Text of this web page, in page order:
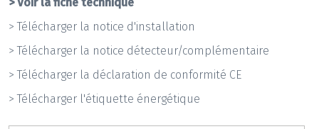
> Télécharger la notice d'installation
> Télécharger la notice détecteur/complémentaire
> Télécharger la déclaration de conformité CE
> Télécharger l'étiquette énergétique